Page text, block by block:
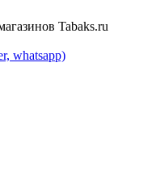
Tabaks.ru
whatsapp)